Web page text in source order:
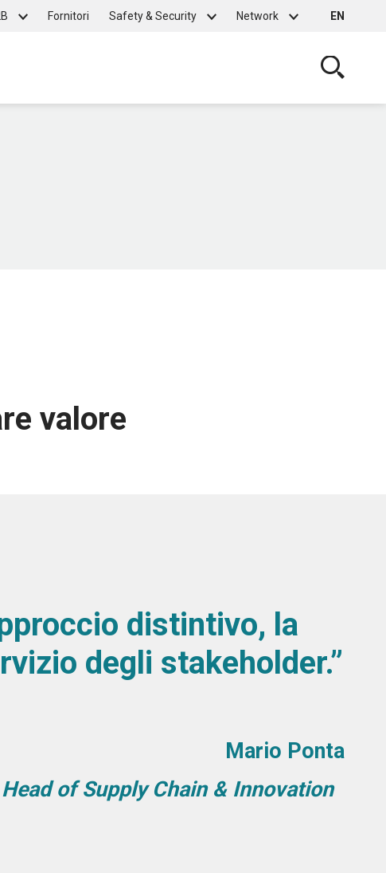
Fornitori Safety & Security Network EN
valore
distintivo, la
degli stakeholder.”
Mario Ponta
Head of Supply Chain & Innovation